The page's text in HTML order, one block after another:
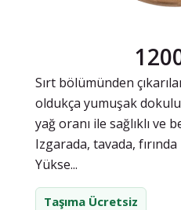
Sırt bölümünden
oldukça yumuşak
yağ oranı ile sağlıklı ve
Izgarada, tavada,
Yükse...
Taşıma Ücretsiz